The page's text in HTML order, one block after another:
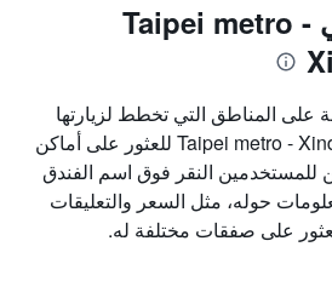
أماكن للإقامة في Taipei metro -
على المناطق التي تخطط لزيارتها
بالقرب من Taipei metro - Xindian Station للعثور على أماكن
للمستخدمين النقر فوق اسم الفندق
حوله، مثل السعر والتعليقات
على صفقات مختلفة له.